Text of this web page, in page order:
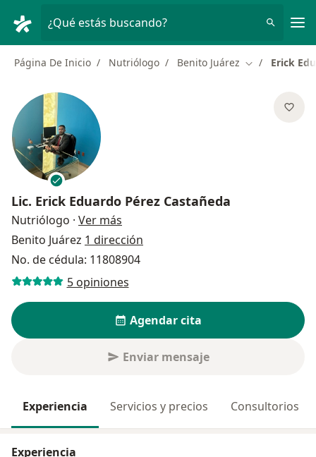
¿Qué estás buscando?
Página De Inicio Nutriólogo Benito Juárez Cambiar de
Erick
Lic. Erick Eduardo Pérez Castañeda
Nutriólogo · Ver más
Benito Juárez 1 dirección
No. de cédula: 11808904
5 opiniones
Agendar cita
Enviar mensaje
Experiencia Servicios y precios Consultorios
Experiencia